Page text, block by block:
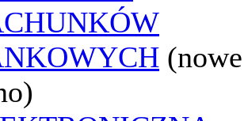
(nowe